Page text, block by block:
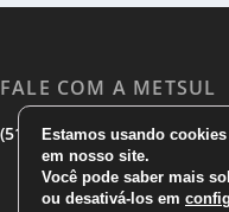
FALE COM A METSUL
(51) 3533 1983|(51)3785
Estamos usando
em nosso site.
Você pode saber mais
ou desativá-los em